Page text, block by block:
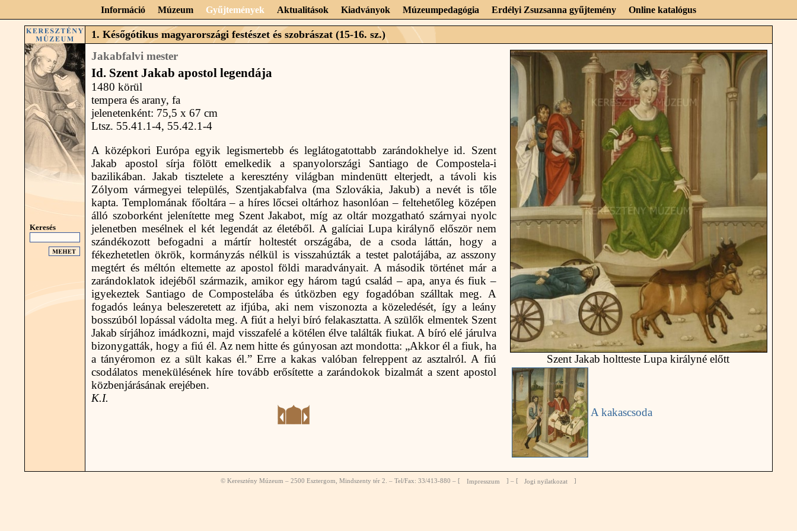
Információ Múzeum Gyűjtemények Aktualitások Kiadványok Múzeumpedagógia Erdélyi Zsuzsanna gyűjtemény Online katalógus
Keresés
1. Későgótikus magyarországi festészet és szobrászat (15-16. sz.)
Jakabfalvi mester
Id. Szent Jakab apostol legendája
1480 körül
tempera és arany, fa
jelenetenként: 75,5 x 67 cm
Ltsz. 55.41.1-4, 55.42.1-4
A középkori Európa egyik legismertebb és leglátogatottabb zarándokhelye id. Szent
Jakab apostol sírja fölött emelkedik a spanyolországi Santiago de Compostela-i
bazilikában. Jakab tisztelete a keresztény világban mindenütt elterjedt, a távoli kis
Zólyom vármegyei település, Szentjakabfalva (ma Szlovákia, Jakub) a nevét is tőle
kapta. Templomának főoltára – a híres lőcsei oltárhoz hasonlóan – feltehetőleg középen
álló szoborként jelenítette meg Szent Jakabot, míg az oltár mozgatható szárnyai nyolc
jelenetben mesélnek el két legendát az életéből. A galíciai Lupa királynő először nem
szándékozott befogadni a mártír holtestét országába, de a csoda láttán, hogy a
fékezhetetlen ökrök, kormányzás nélkül is visszahúzták a testet palotájába, az asszony
megtért és méltón eltemette az apostol földi maradványait. A második történet már a
zarándoklatok idejéből származik, amikor egy három tagú család – apa, anya és fiuk –
igyekeztek Santiago de Compostelába és útközben egy fogadóban szálltak meg. A
fogadós leánya beleszeretett az ifjúba, aki nem viszonozta a közeledését, így a leány
bosszúból lopással vádolta meg. A fiút a helyi bíró felakasztatta. A szülők elmentek Szent
Jakab sírjához imádkozni, majd visszafelé a kötélen élve találták fiukat. A bíró elé járulva
bizonygatták, hogy a fiú él. Az nem hitte és gúnyosan azt mondotta: „Akkor él a fiuk, ha
a tányéromon ez a sült kakas él.” Erre a kakas valóban felreppent az asztalról. A fiú
csodálatos menekülésének híre tovább erősítette a zarándokok bizalmát a szent apostol
közbenjárásának erejében.
K.I.
Szent Jakab holtteste Lupa királyné előtt
A kakascsoda
© Keresztény Múzeum – 2500 Esztergom, Mindszenty tér 2. – Tel/Fax: 33/413-880 – [ Impresszum ] – [ Jogi nyilatkozat ]